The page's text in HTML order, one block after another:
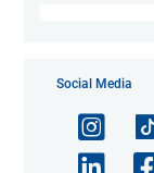
Social Media